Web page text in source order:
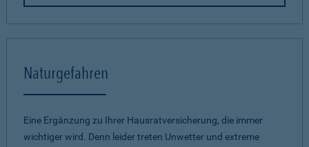
Naturgefahren
Eine Ergänzung zu Ihrer Hausratversicherung, die immer
wichtiger wird. Denn leider treten Unwetter und extreme